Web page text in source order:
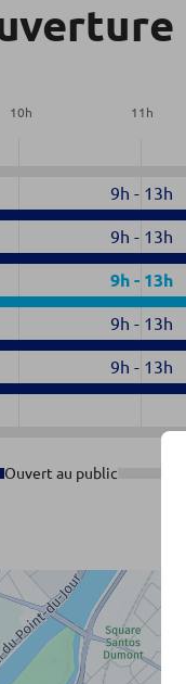
10h 11 h
9h - 13h
9h - 13h
9h- 13h
9h - 13h
9h - 13h
Ouvert au public